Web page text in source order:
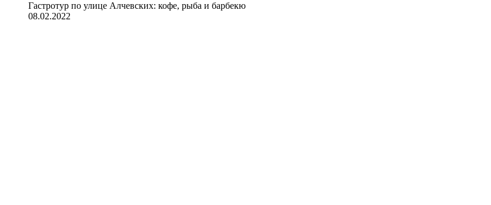
Гастротур по улице Алчевских: кофе, рыба и барбекю
08.02.2022